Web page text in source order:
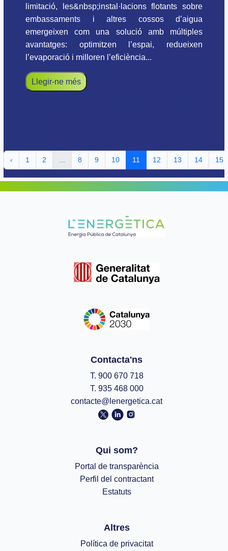
limitació, les&nbsp;instal·lacions flotants sobre
embassaments i altres cossos d’aigua
emergeixen com una solució amb múltiples
avantatges: optimitzen l’espai, redueixen
l’evaporació i milloren l’eficiència...
Llegir-ne més
‹ 1 2 8 9 10 11 12 13 14 15
Contacta'ns
T. 900 670 718
T. 935 468 000
contacte@lenergetica.cat
Qui som?
Portal de transparència
Perfil del contractant
Estatuts
Altres
Política de privacitat